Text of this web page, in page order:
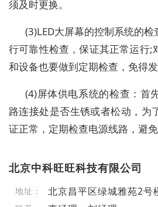
须及时更换。
(3)LED大屏幕的控制系统的
行可靠性检查，保证其正常运行;
和设备也要做到定期检查，免得发
(4)屏体供电系统的检查：首
路连接处是否生锈或者松动，为
证正常，定期检查电源线路，避免
北京中科旺旺科技有限公司
地址： 北京昌平区绿城雅苑2号